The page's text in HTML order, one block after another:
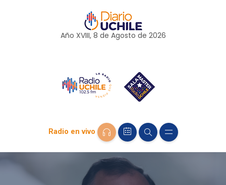
Año XVIII, 8 de Agosto de 2026
Radio en vivo